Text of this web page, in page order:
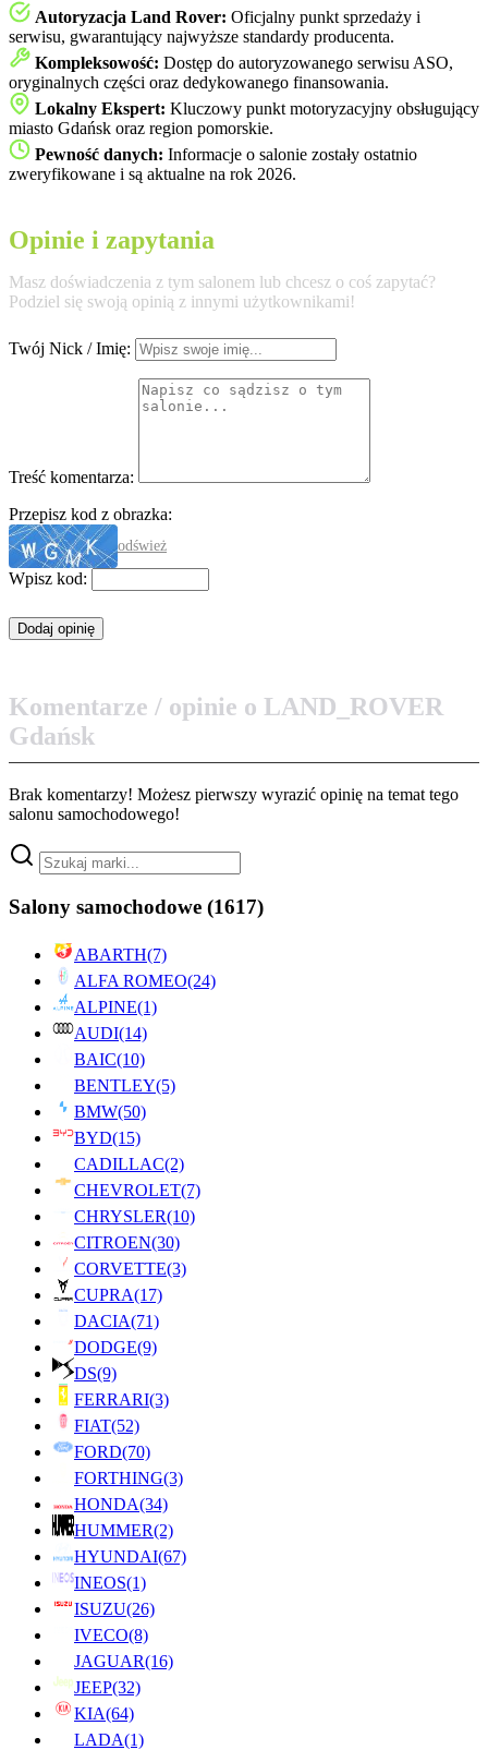
Autoryzacja Land Rover: Oficjalny punkt sprzedaży i
serwisu, gwarantujący najwyższe standardy producenta.
Kompleksowość: Dostęp do autoryzowanego serwisu ASO,
oryginalnych części oraz dedykowanego finansowania.
Lokalny Ekspert: Kluczowy punkt motoryzacyjny obsługujący
miasto Gdańsk oraz region pomorskie.
Pewność danych: Informacje o salonie zostały ostatnio
zweryfikowane i są aktualne na rok 2026.
Opinie i zapytania
Masz doświadczenia z tym salonem lub chcesz o coś zapytać?
Podziel się swoją opinią z innymi użytkownikami!
Twój Nick / Imię:
Treść komentarza:
Przepisz kod z obrazka:
odśwież
Wpisz kod:
Komentarze / opinie o LAND_ROVER
Gdańsk
Brak komentarzy! Możesz pierwszy wyrazić opinię na temat tego
salonu samochodowego!
Salony samochodowe (1617)
ABARTH(7)
ALFA ROMEO(24)
ALPINE(1)
AUDI(14)
BAIC(10)
BENTLEY(5)
BMW(50)
BYD(15)
CADILLAC(2)
CHEVROLET(7)
CHRYSLER(10)
CITROEN(30)
CORVETTE(3)
CUPRA(17)
DACIA(71)
DODGE(9)
DS(9)
FERRARI(3)
FIAT(52)
FORD(70)
FORTHING(3)
HONDA(34)
HUMMER(2)
HYUNDAI(67)
INEOS(1)
ISUZU(26)
IVECO(8)
JAGUAR(16)
JEEP(32)
KIA(64)
LADA(1)